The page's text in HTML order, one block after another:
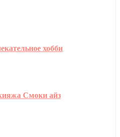
хобби
Смоки айз